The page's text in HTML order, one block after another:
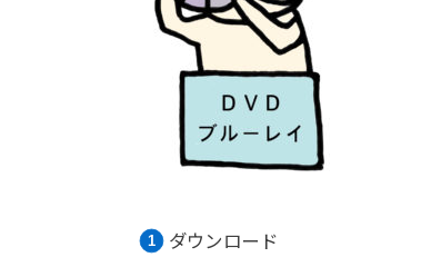
ダウンロード